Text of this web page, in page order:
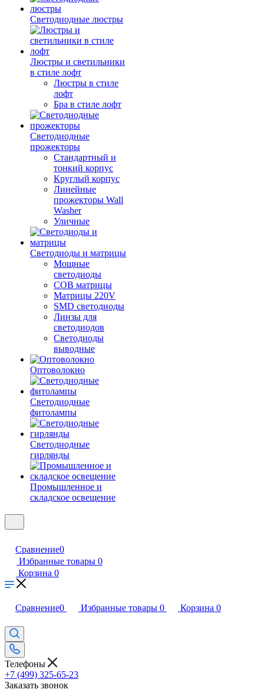
Светодиодные люстры
Люстры и светильники
в стиле лофт
Люстры в стиле
лофт
Бра в стиле лофт
Светодиодные
прожекторы
Стандартный и
тонкий корпус
Круглый корпус
Линейные
прожекторы Wall
Washer
Уличные
Светодиоды и матрицы
Мощные
светодиоды
COB матрицы
Матрицы 220V
SMD светодиоды
Линзы для
светодиодов
Светодиоды
выводные
Оптоволокно
Светодиодные
фитолампы
Светодиодные
гирлянды
Промышленное и
складское освещение
Сравнение0
Избранные товары 0
Корзина 0
Сравнение0 Избранные товары 0 Корзина 0
Телефоны
+7 (499) 325-65-23
Заказать звонок